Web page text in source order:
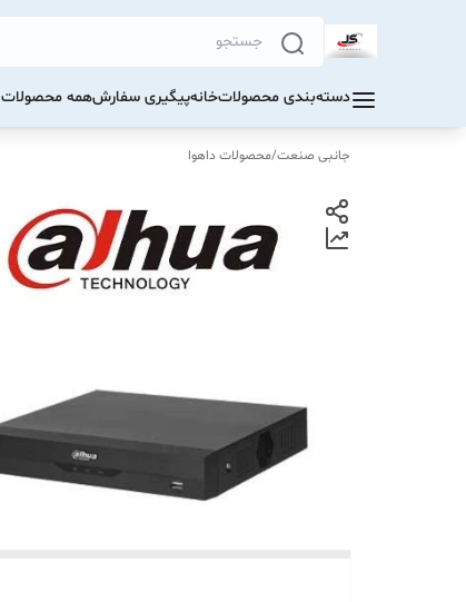
دسته‌بندی محصولاتخانهپیگیری سفارشهمه محصولات
جانبی صنعت/محصولات داهوا